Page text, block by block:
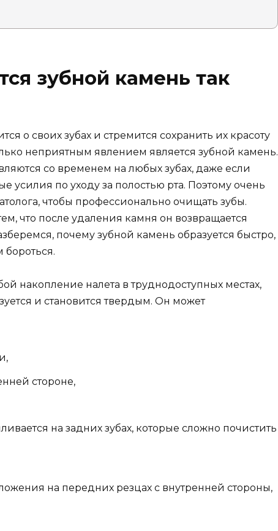
зубной камень так
о своих зубах и стремится сохранить их красоту
неприятным явлением является зубной камень.
со временем на любых зубах, даже если
по уходу за полостью рта. Поэтому очень
чтобы профессионально очищать зубы.
что после удаления камня он возвращается
почему зубной камень образуется быстро,
бороться.
накопление налета в труднодоступных местах,
и становится твердым. Он может
стороне,
на задних зубах, которые сложно почистить
на передних резцах с внутренней стороны,